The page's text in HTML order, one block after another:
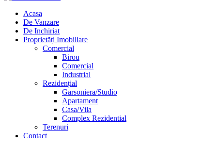
Acasa
De Vanzare
De Inchiriat
Proprietăți Imobiliare
Comercial
Birou
Comercial
Industrial
Rezidențial
Garsoniera/Studio
Apartament
Casa/Vila
Complex Rezidential
Terenuri
Contact